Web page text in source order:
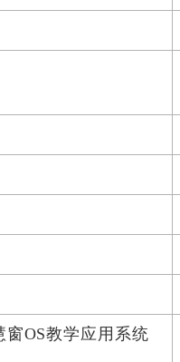
窗OS教学应用系统